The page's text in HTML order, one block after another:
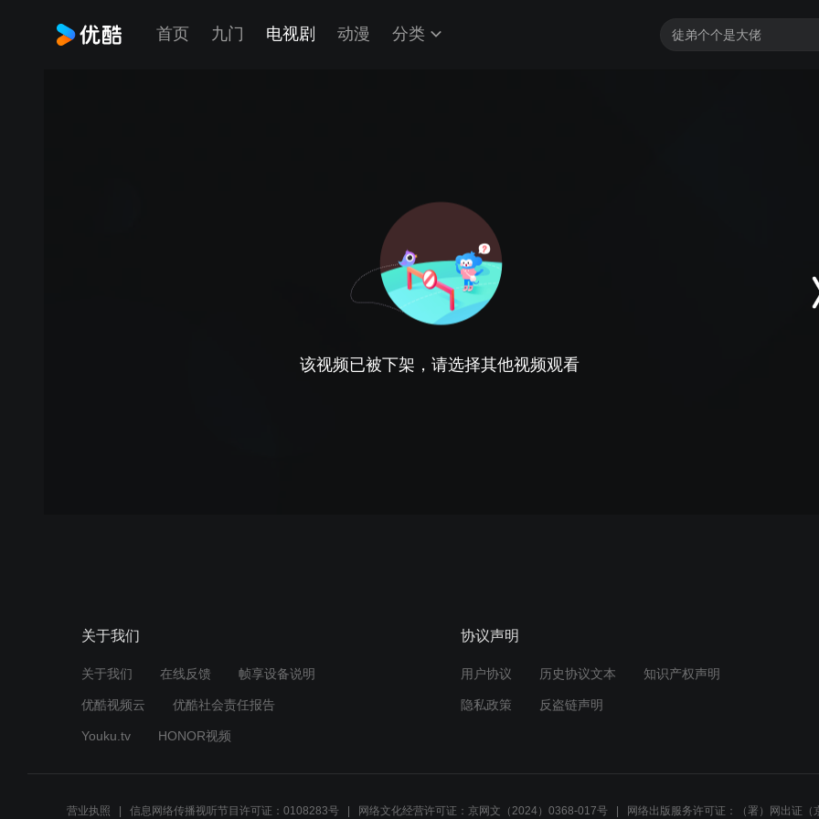
首页 九门 电视剧 动漫 分类
该视频已被下架，请选择其他视频观看
关于我们
关于我们 在线反馈 帧享设备说明
优酷视频云 优酷社会责任报告
Youku.tv HONOR视频
协议声明
用户协议 历史协议文本 知识产权声明
隐私政策 反盗链声明
营业执照 信息网络传播视听节目许可证：0108283号 网络文化经营许可证：京网文（2024）0368-017号 网络出版服务许可证：（署）网出证（